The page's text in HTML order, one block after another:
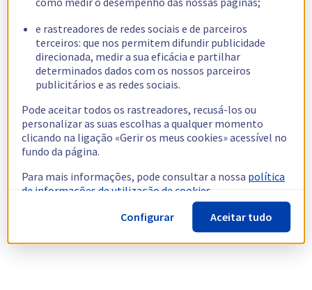
e rastreadores de redes sociais e de parceiros
terceiros: que nos permitem difundir publicidade
direcionada, medir a sua eficácia e partilhar
determinados dados com os nossos parceiros
publicitários e as redes sociais.
Pode aceitar todos os rastreadores, recusá-los ou
personalizar as suas escolhas a qualquer momento
clicando na ligação «Gerir os meus cookies» acessível no
fundo da página.
Para mais informações, pode consultar a nossa política
de informações de utilização de cookies.
Configurar
Aceitar tudo